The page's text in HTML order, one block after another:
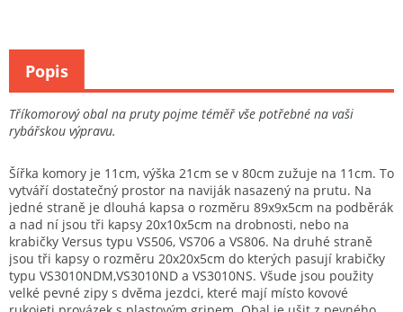
Tříkomorový obal na pruty pojme téměř vše potřebné na vaši
rybářskou výpravu.
Šířka komory je 11cm, výška 21cm se v 80cm zužuje na 11cm. To
vytváří dostatečný prostor na naviják nasazený na prutu. Na
jedné straně je dlouhá kapsa o rozměru 89x9x5cm na podběrák
a nad ní jsou tři kapsy 20x10x5cm na drobnosti, nebo na
krabičky Versus typu VS506, VS706 a VS806. Na druhé straně
jsou tři kapsy o rozměru 20x20x5cm do kterých pasují krabičky
typu VS3010NDM,VS3010ND a VS3010NS. Všude jsou použity
velké pevné zipy s dvěma jezdci, které mají místo kovové
Popis